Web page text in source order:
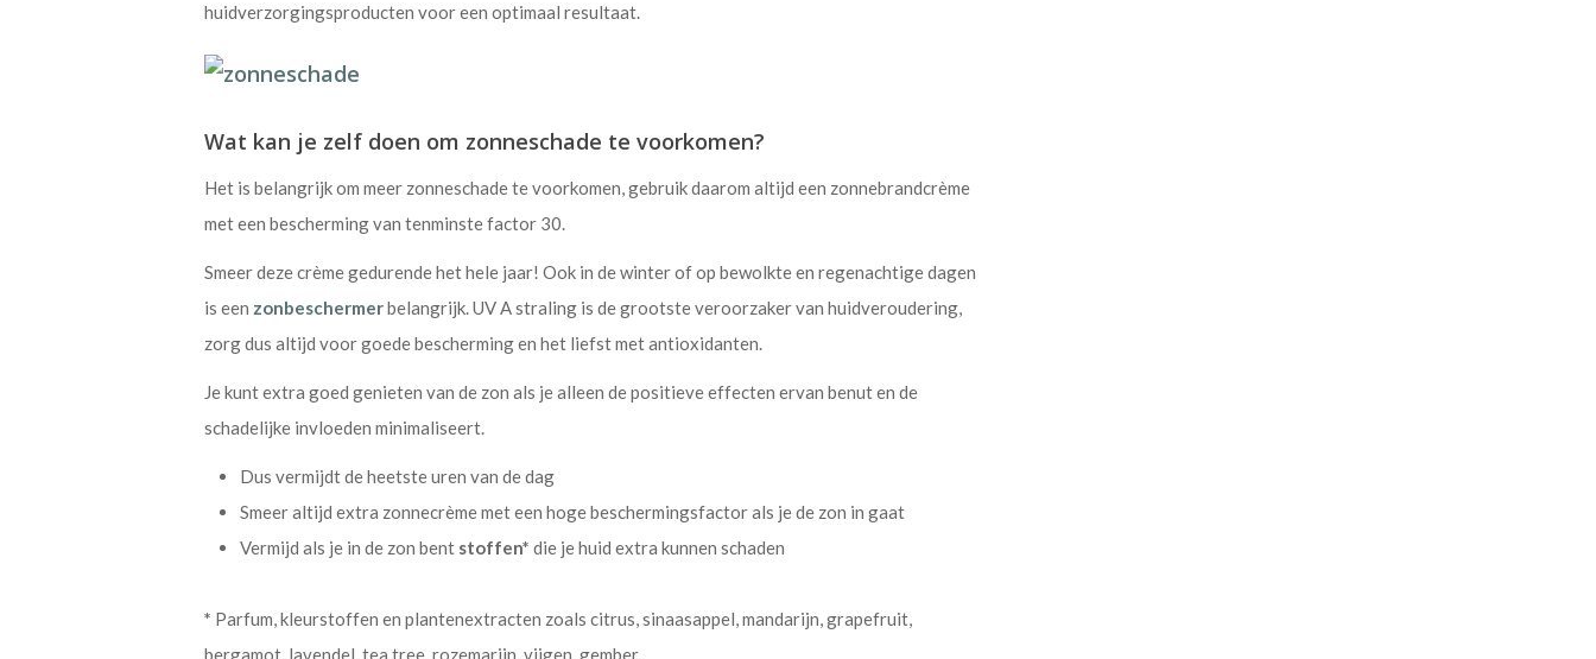
huidverzorgingsproducten voor een optimaal resultaat.
Wat kan je zelf doen om zonneschade te voorkomen?
Het is belangrijk om meer zonneschade te voorkomen, gebruik daarom altijd een zonnebrandcrème
met een bescherming van tenminste factor 30.
Smeer deze crème gedurende het hele jaar! Ook in de winter of op bewolkte en regenachtige dagen
is een zonbeschermerbelangrijk. UV A straling is de grootste veroorzaker van huidveroudering,
zorg dus altijd voor goede bescherming en het liefst met antioxidanten.
Je kunt extra goed genieten van de zon als je alleen de positieve effecten ervan benut en de
schadelijke invloeden minimaliseert.
Dus vermijdt de heetste uren van de dag
Smeer altijd extra zonnecrème met een hoge beschermingsfactor als je de zon in gaat
Vermijd als je in de zon bent stoffen* die je huid extra kunnen schaden
* Parfum, kleurstoffen en plantenextracten zoals citrus, sinaasappel, mandarijn, grapefruit,
bergamot, lavendel, tea tree, rozemarijn, vijgen, gember.